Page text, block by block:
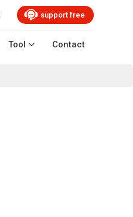
support free
Tool Contact